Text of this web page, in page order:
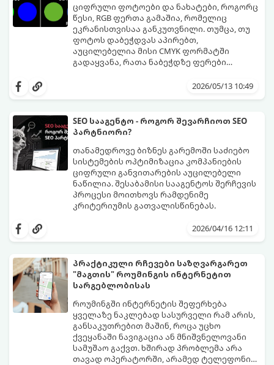
ციფრული ფოტოები და ნახატები, როგორც
წესი, RGB ფერთა გამაშია, რომელიც
ეკრანისთვისაა განკუთვნილი. თუმცა, თუ
ფოტოს დაბეჭდვას აპირებთ,
აუცილებელია მისი CMYK ფორმატში
გადაყვანა, რათა ნაბეჭდზე ფერები
ფერების სწორად კონვერტაციისთვის:
2026/05/13 10:49
SEO სააგენტო - როგორ შევარჩიოთ SEO
პარტნიორი?
თანამედროვე ბიზნეს გარემოში საძიებო
სისტემების ოპტიმიზაცია კომპანიების
ციფრული განვითარების აუცილებელი
ნაწილია. შესაბამისი სააგენტოს შერჩევის
პროცესი მოითხოვს რამდენიმე
კრიტერიუმის გათვალისწინებას.
2026/04/16 12:11
პრაქტიკული რჩევები საზღვარგარეთ
"მაგთის" როუმინგის ინტერნეტით
სარგებლობისას
როუმინგში ინტერნეტის შეფერხება
ყველაზე ნაკლებად სასურველი რამ არის,
განსაკუთრებით მაშინ, როცა უცხო
ქვეყანაში ნავიგაცია ან მნიშვნელოვანი
სამუშაო გაქვთ. ხშირად პრობლემა არა
თავად ოპერატორში, არამედ ტელეფონის